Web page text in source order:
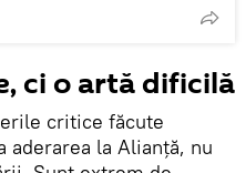
ci o artă dificilă
critice făcute
aderarea la Alianță, nu